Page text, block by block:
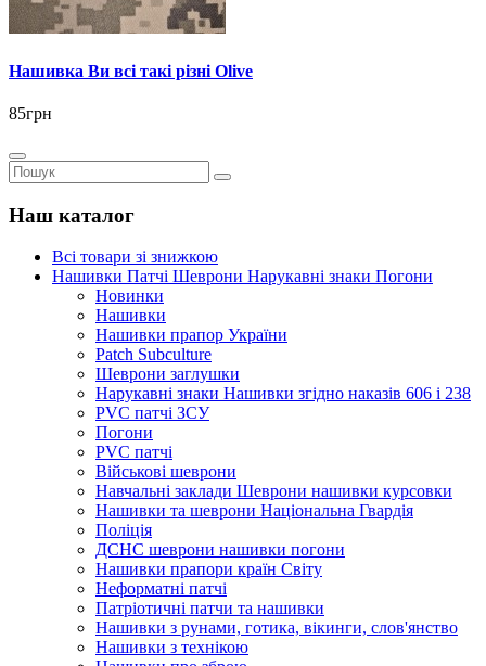
Нашивка Ви всі такі різні Olive
85грн
Наш каталог
Всі товари зі знижкою
Нашивки Патчі Шеврони Нарукавні знаки Погони
Новинки
Нашивки
Нашивки прапор України
Рatch Subculture
Шеврони заглушки
Нарукавні знаки Нашивки згідно наказів 606 і 238
PVC патчі ЗСУ
Погони
PVC патчі
Військові шеврони
Навчальні заклади Шеврони нашивки курсовки
Нашивки та шеврони Національна Гвардія
Поліція
ДСНС шеврони нашивки погони
Нашивки прапори країн Світу
Неформатні патчі
Патріотичні патчи та нашивки
Нашивки з рунами, готика, вікинги, слов'янство
Нашивки з технікою